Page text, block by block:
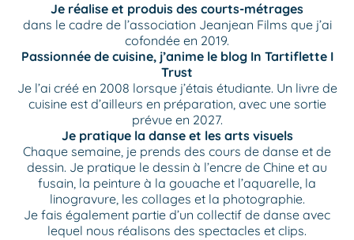
Je réalise et produis des courts-métrages
dans le cadre de l’association Jeanjean Films que j’ai
cofondée en 2019.
Passionnée de cuisine, j’anime le blog In Tartiflette I
Trust
Je l’ai créé en 2008 lorsque j’étais étudiante. Un livre de
cuisine est d’ailleurs en préparation, avec une sortie
prévue en 2027.
Je pratique la danse et les arts visuels
Chaque semaine, je prends des cours de danse et de
dessin. Je pratique le dessin à l’encre de Chine et au
fusain, la peinture à la gouache et l’aquarelle, la
linogravure, les collages et la photographie.
Je fais également partie d’un collectif de danse avec
lequel nous réalisons des spectacles et clips.